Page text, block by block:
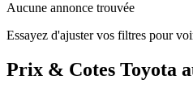
Aucune annonce trouvée
Essayez d'ajuster vos filtres pour
Prix & Cotes Toyota